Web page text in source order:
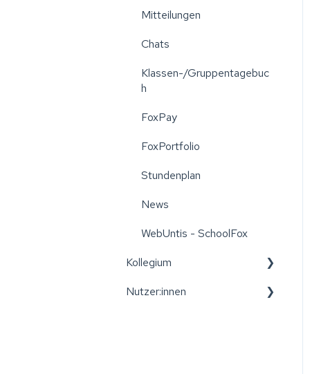
Mitteilungen
Chats
Klassen-/Gruppentagebuc
h
FoxPay
FoxPortfolio
Stundenplan
News
WebUntis - SchoolFox
Kollegium
Leitfäden für das Kollegium
Nutzer:innen